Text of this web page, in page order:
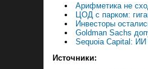
Арифметика не
ЦОД с парком:
Инвесторы
Goldman Sachs
Sequoia Capital: ИИ
Источники: